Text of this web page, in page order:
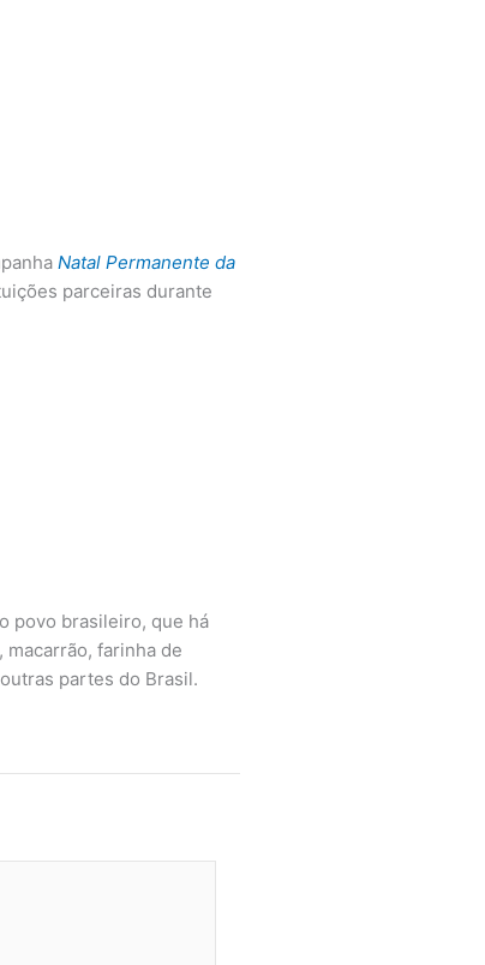
Natal Permanente da
parceiras durante
povo brasileiro, que há
macarrão, farinha de
partes do Brasil.